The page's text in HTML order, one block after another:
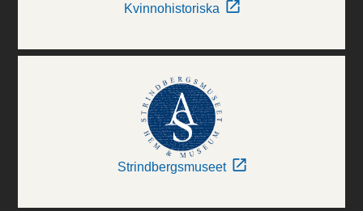
Kvinnohistoriska
Strindbergsmuseet